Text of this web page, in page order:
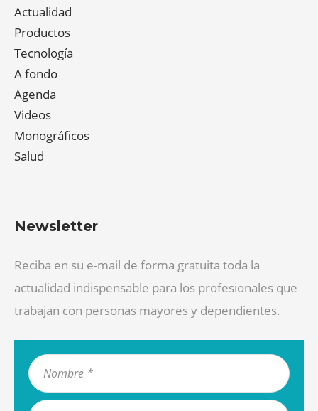
Actualidad
Productos
Tecnología
A fondo
Agenda
Videos
Monográficos
Salud
Newsletter
Reciba en su e-mail de forma gratuita toda la
actualidad indispensable para los profesionales que
trabajan con personas mayores y dependientes.